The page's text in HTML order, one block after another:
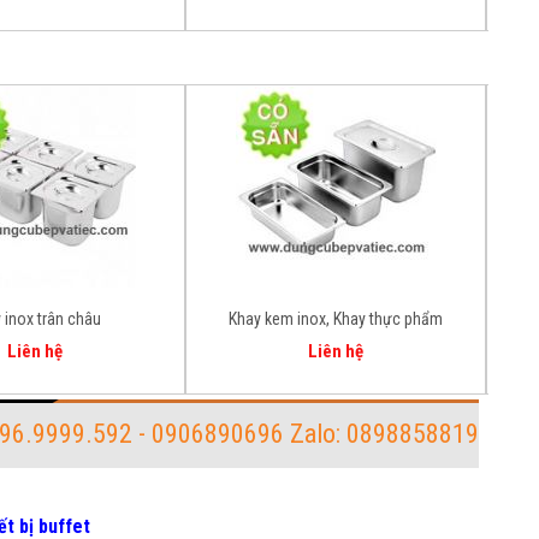
inox trân châu
Liên hệ
Khay kem inox, Khay thực phẩm
Liên hệ
- 0906890696 Zalo: 0898858819
bị buffet